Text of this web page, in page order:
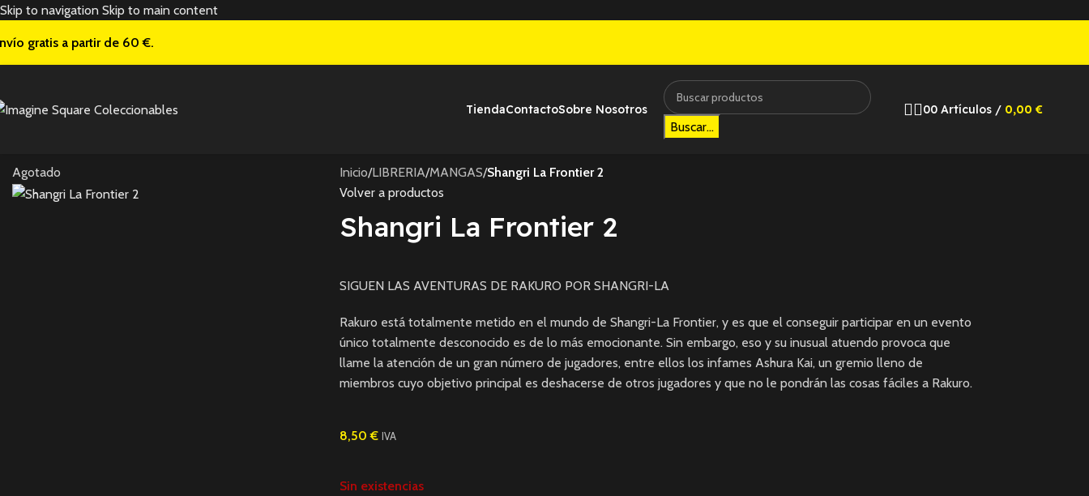
Skip to navigation Skip to main content
gratis a partir de 60 €.
TiendaContactoSobre Nosotros
Buscar...
00 Artículos / 0,00 €
Agotado Inicio/LIBRERIA/MANGAS/Shangri La Frontier 2
Volver a productos
Shangri La Frontier 2
SIGUEN LAS AVENTURAS DE RAKURO POR SHANGRI-LA
Rakuro está totalmente metido en el mundo de Shangri-La Frontier, y es que el conseguir participar en un evento
único totalmente desconocido es de lo más emocionante. Sin embargo, eso y su inusual atuendo provoca que
llame la atención de un gran número de jugadores, entre ellos los infames Ashura Kai, un gremio lleno de
miembros cuyo objetivo principal es deshacerse de otros jugadores y que no le pondrán las cosas fáciles a Rakuro.
8,50€ IVA
Sin existencias